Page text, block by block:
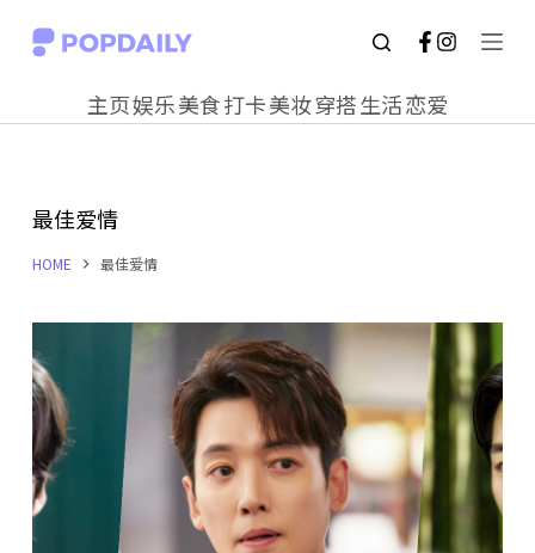
S
o
c
n
t
e
n
t
主页娱乐美食打卡美妆穿搭生活恋爱
最佳爱情
HOME 最佳爱情